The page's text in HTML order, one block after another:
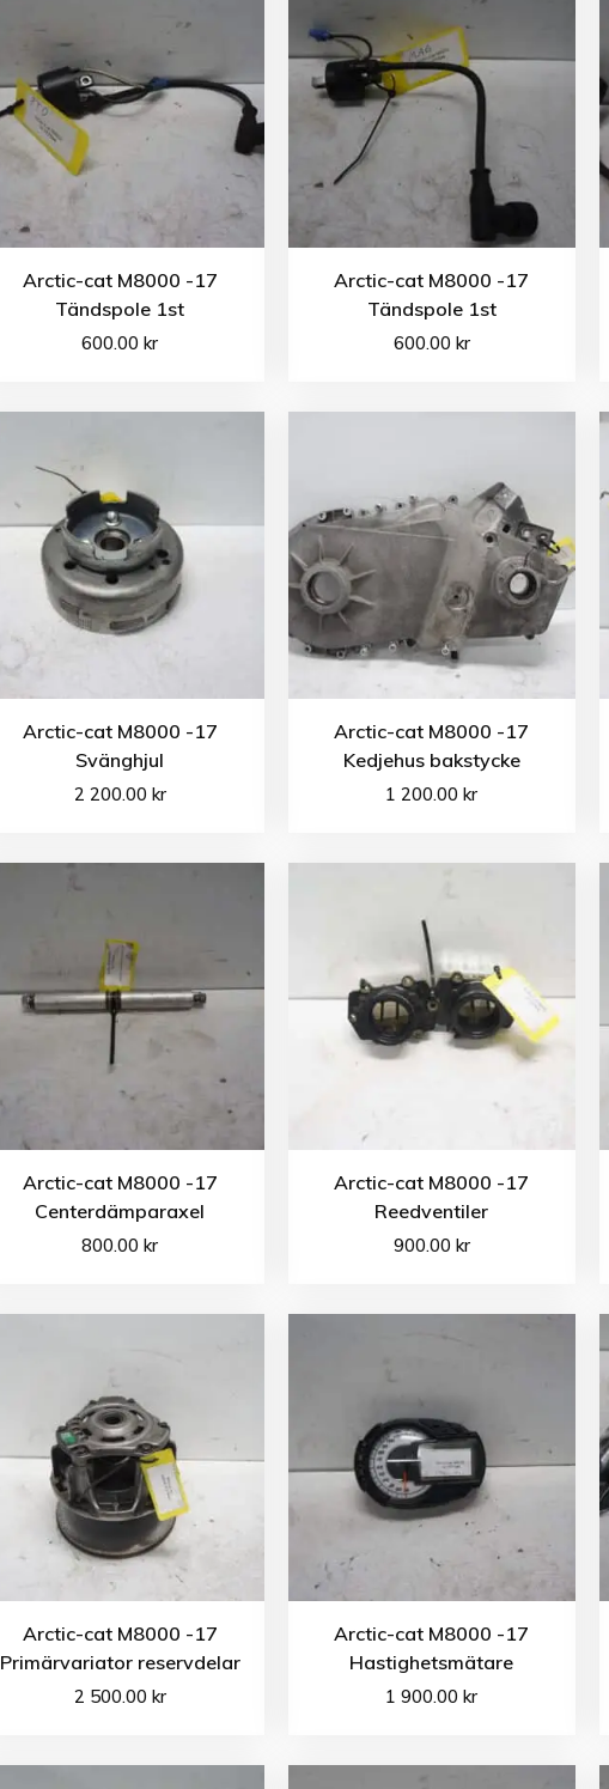
Arctic-cat M8000 -17
Tändspole 1st
600.00kr
Arctic-cat M8000 -17
Tändspole 1st
600.00 kr
Arctic-cat M8000 -17
Svänghjul
2 200.00 kr
Arctic-cat M8000 -17
Kedjehus bakstycke
1 200.00kr
Arctic-cat M8000 -17
Centerdämparaxel
800.00kr
Arctic-cat M8000 -17
Reedventiler
900.00 kr
Arctic-cat M8000 -17
Primärvariator reservdelar
2 500.00 kr
Arctic-cat M8000 -17
Hastighetsmätare
1 900.00kr